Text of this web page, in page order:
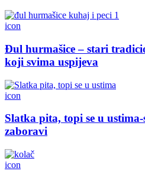
icon
Đul hurmašice – stari
koji svima uspijeva
icon
Slatka pita, topi se u ustima-
zaboravi
icon